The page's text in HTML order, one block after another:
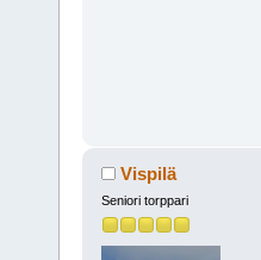
Vispilä
Seniori torppari